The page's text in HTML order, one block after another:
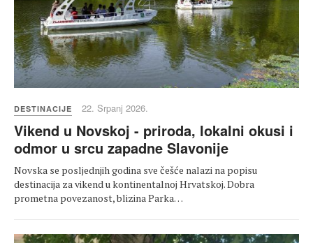
DESTINACIJE 22. Srpanj 2026.
Vikend u Novskoj - priroda, lokalni okusi i
odmor u srcu zapadne Slavonije
Novska se posljednjih godina sve češće nalazi na popisu
destinacija za vikend u kontinentalnoj Hrvatskoj. Dobra
prometna povezanost, blizina Parka…